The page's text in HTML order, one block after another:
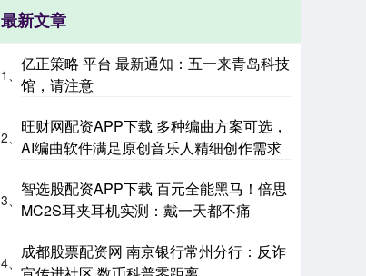
最新文章
1、
亿正策略 平台 最新通知：五一来青岛科技
馆，请注意
2、
旺财网配资APP下载 多种编曲方案可选，
AI编曲软件满足原创音乐人精细创作需求
3、
智选股配资APP下载 百元全能黑马！倍思
MC2S耳夹耳机实测：戴一天都不痛
4、
成都股票配资网 南京银行常州分行：反诈